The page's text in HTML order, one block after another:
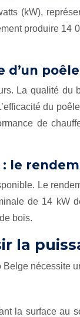
(kW),
produire
La qualité
du
de
le
Le
de 14 kW
bois.
la
la surface au